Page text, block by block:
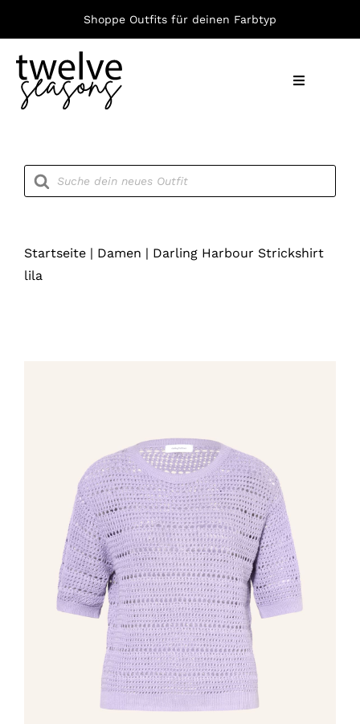
springen
Shoppe Outfits für deinen Farbtyp
Toggle
Products
search
Startseite| Damen | Darling Harbour Strickshirt
lila